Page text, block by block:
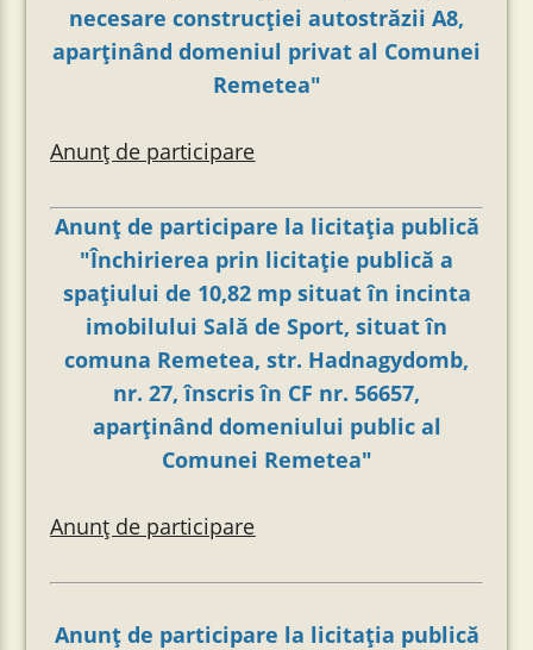
necesare construcției autostrăzii A8,
aparținând domeniul privat al Comunei
Remetea"
Anunț de participare
Anunţ de participare la licitația publică
"Închirierea prin licitație publică a
spațiului de 10,82 mp situat în incinta
imobilului Sală de Sport, situat în
comuna Remetea, str. Hadnagydomb,
nr. 27, înscris în CF nr. 56657,
aparținând domeniului public al
Comunei Remetea"
Anunț de participare
Anunț de participare la licitația publică